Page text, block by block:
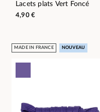
Lacets plats Vert Foncé
4,90 €
MADE IN FRANCE NOUVEAU